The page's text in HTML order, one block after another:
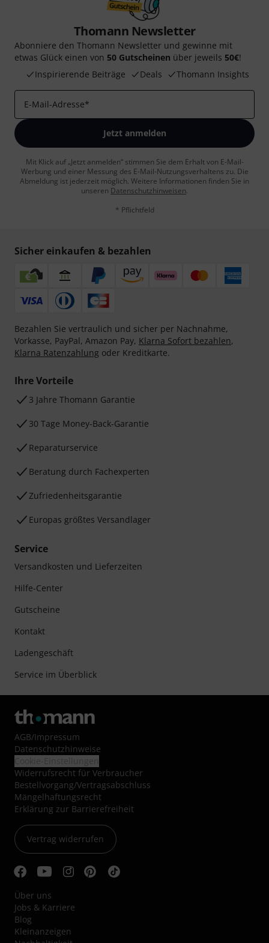
Thomann Newsletter
Abonniere den Thomann Newsletter und gewinne mit
etwas Glück einen von 50 Gutscheinen über jeweils 50€!
Inspirierende Beiträge
Deals Thomann Insights
E-Mail-Adresse*
Jetzt anmelden
Mit Klick auf „Jetzt anmelden“ stimmen Sie dem Erhalt von E-Mail-
Werbung und einer Messung des E-Mail-Nutzungsverhaltens zu. Die
Abmeldung ist jederzeit möglich. Weitere Informationen finden Sie in
unseren Datenschutzhinweisen.
* Pflichtfeld
Sicher einkaufen & bezahlen
Bezahlen Sie vertraulich und sicher per Nachnahme,
Vorkasse, PayPal, Amazon Pay, Klarna Sofort bezahlen,
Klarna Ratenzahlung oder Kreditkarte.
Ihre Vorteile
3 Jahre Thomann Garantie
30 Tage Money-Back-Garantie
Reparaturservice
Beratung durch Fachexperten
Zufriedenheitsgarantie
Europas größtes Versandlager
Service
Versandkosten und Lieferzeiten
Hilfe-Center
Gutscheine
Kontakt
Ladengeschäft
Service im Überblick
AGB/Impressum
Datenschutzhinweise
Widerrufsrecht für Verbraucher
Bestellvorgang/Vertragsabschluss
Mängelhaftungsrecht
Erklärung zur Barrierefreiheit
Vertrag widerrufen
Über uns
Jobs & Karriere
Blog
Kleinanzeigen